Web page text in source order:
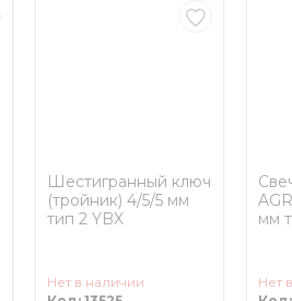
Шестигранный ключ
(тройник) 4/5/5 мм
тип 2 YBX
Нет в наличии
мм
Нет